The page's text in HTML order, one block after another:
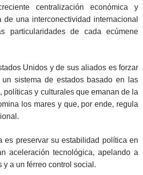
centralización económica y
una interconectividad internacional
particularidades de cada ecúmene
Unidos y de sus aliados es forzar
sistema de estados basado en las
políticas y culturales que emanan de la
los mares y que, por ende, regula
es preservar su estabilidad política en
aceleración tecnológica, apelando a
y a un férreo control social.